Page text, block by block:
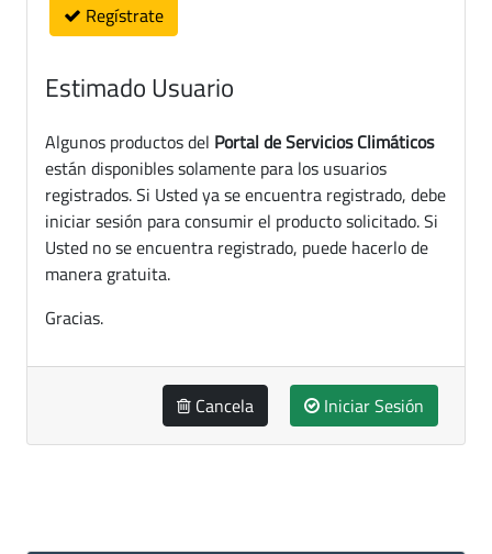
Regístrate
Estimado Usuario
Algunos productos del Portal de Servicios Climáticos
están disponibles solamente para los usuarios
registrados. Si Usted ya se encuentra registrado, debe
iniciar sesión para consumir el producto solicitado. Si
Usted no se encuentra registrado, puede hacerlo de
manera gratuita.
Gracias.
Cancela Iniciar Sesión